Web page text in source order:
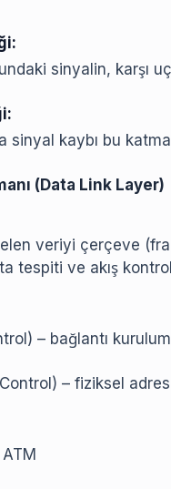
sinyalin, karşı
sinyal kaybı bu
(Data Link Layer)
veriyi çerçeve
tespiti ve akış
– bağlantı
– fiziksel